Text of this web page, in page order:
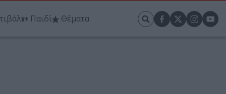
Παιδί Θέματα